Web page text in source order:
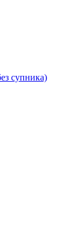
супника)